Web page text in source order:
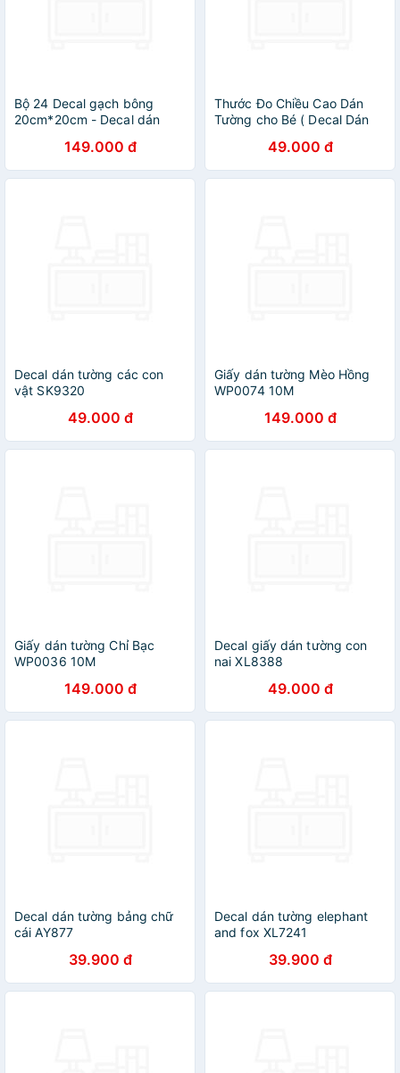
Bộ 24 Decal gạch bông
20cm*20cm - Decal dán
Giấy dán tường
149.000 đ
Thước Đo Chiều Cao Dán
Tường cho Bé ( Decal Dán
Yêu - Lalala Baby
49.000 đ
Decal dán tường các con
vật SK9320
49.000 đ
Giấy dán tường Mèo Hồng
WP0074 10M
149.000 đ
Giấy dán tường Chỉ Bạc
WP0036 10M
149.000 đ
Decal giấy dán tường con
nai XL8388
49.000 đ
Decal dán tường bảng chữ
cái AY877
39.900 đ
Decal dán tường elephant
and fox XL7241
39.900 đ